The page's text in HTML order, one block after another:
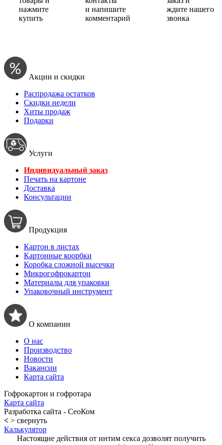
нажмите
купить
и напишите
комментарий
ждите нашего
звонка
Акции и скидки
Распродажа остатков
Скидки недели
Хиты продаж
Подарки
Услуги
Индивидуальный заказ
Печать на картоне
Доставка
Консультации
Продукция
Картон в листах
Картонные коорбки
Коробка сложной высечки
Микрогофрокартон
Материалы для упаковки
Упаковочный инструмент
О компании
О нас
Производство
Новости
Вакансии
Карта сайта
Гофрокартон и гофротара
Карта сайта
Разработка сайта - СеоКом
< > свернуть
Калькулятор
Настоящие действия от интим секса дозволят получить